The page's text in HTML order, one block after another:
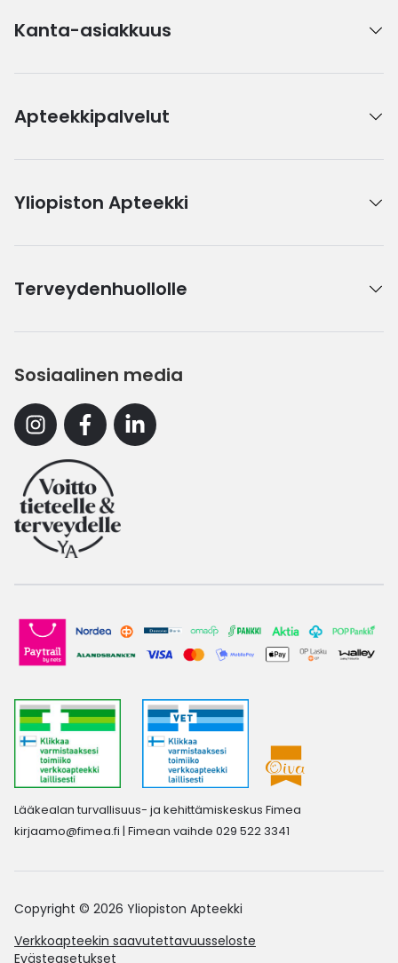
Kanta-asiakkuus
Apteekkipalvelut
Yliopiston Apteekki
Terveydenhuollolle
Sosiaalinen media
InstagramFacebookLinkedin
Lääkealan turvallisuus- ja kehittämiskeskus Fimea
kirjaamo@fimea.fi | Fimean vaihde 029 522 3341
Copyright © 2026 Yliopiston Apteekki
Verkkoapteekin saavutettavuusseloste
Evästeasetukset